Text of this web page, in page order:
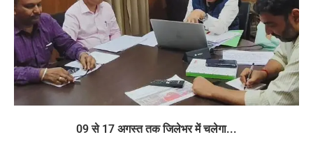
09 से 17 अगस्त तक जिलेभर में चलेगा...